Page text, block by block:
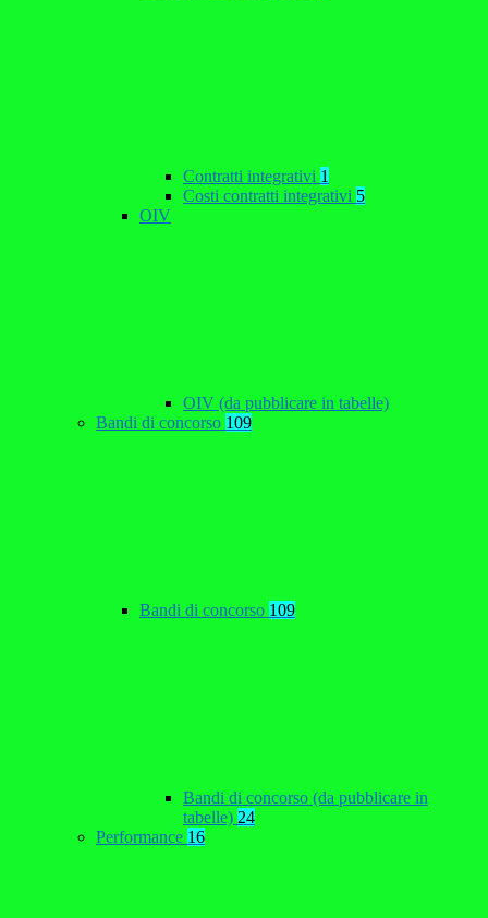
Contratti integrativi 1
Costi contratti integrativi 5
OIV
OIV (da pubblicare in tabelle)
Bandi di concorso 109
Bandi di concorso 109
Bandi di concorso (da pubblicare in
tabelle) 24
Performance 16